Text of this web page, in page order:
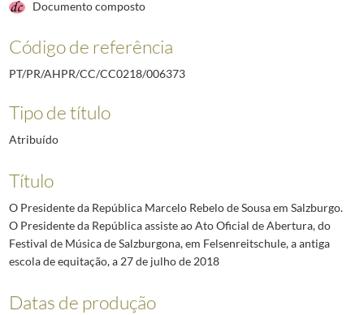
Documento composto
Código de referência
PT/PR/AHPR/CC/CC0218/006373
Tipo de título
Atribuído
Título
O Presidente da República Marcelo Rebelo de Sousa em Salzburgo.
O Presidente da República assiste ao Ato Oficial de Abertura, do
Festival de Música de Salzburgona, em Felsenreitschule, a antiga
escola de equitação, a 27 de julho de 2018
Datas de produção